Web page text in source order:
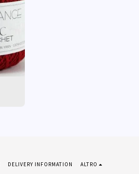
DELIVERY INFORMATION ALTRO